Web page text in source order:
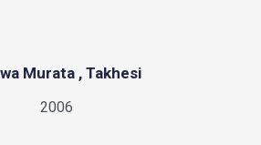
Murata , Takhesi
2006